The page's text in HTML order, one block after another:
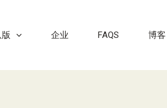
版 企业 FAQS 博客